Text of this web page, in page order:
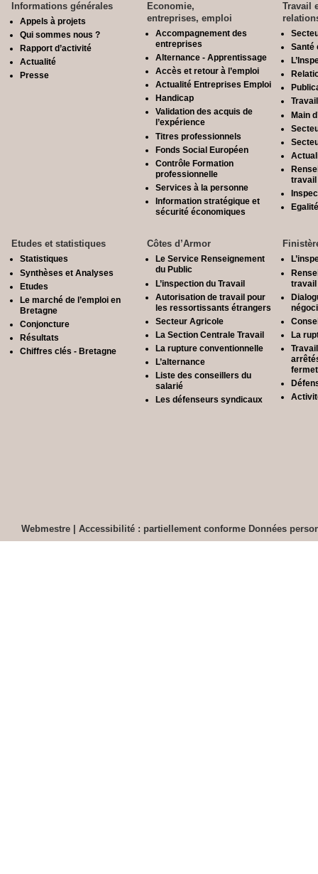
Informations générales
Appels à projets
Qui sommes nous ?
Rapport d’activité
Actualité
Presse
Economie,
entreprises, emploi
Accompagnement des
entreprises
Alternance - Apprentissage
Accès et retour à l’emploi
Actualité Entreprises Emploi
Handicap
Validation des acquis de
l’expérience
Titres professionnels
Fonds Social Européen
Contrôle Formation
professionnelle
Services à la personne
Information stratégique et
sécurité économiques
Travail
Santé
Main
travail
Etudes et statistiques
Statistiques
Synthèses et Analyses
Etudes
Le marché de l’emploi en
Bretagne
Conjoncture
Résultats
Chiffres clés - Bretagne
Côtes d’Armor
Le Service Renseignement
du Public
L’inspection du Travail
Autorisation de travail pour
les ressortissants étrangers
Secteur Agricole
La Section Centrale Travail
La rupture conventionnelle
L’alternance
Liste des conseillers du
salarié
Les défenseurs syndicaux
travail
La
Webmestre| Accessibilité : partiellement conforme Données